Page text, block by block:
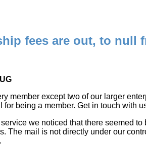
fees are out, to null
member except two of our larger
being a member. Get in touch with
we noticed that there seemed
The mail is not directly under our